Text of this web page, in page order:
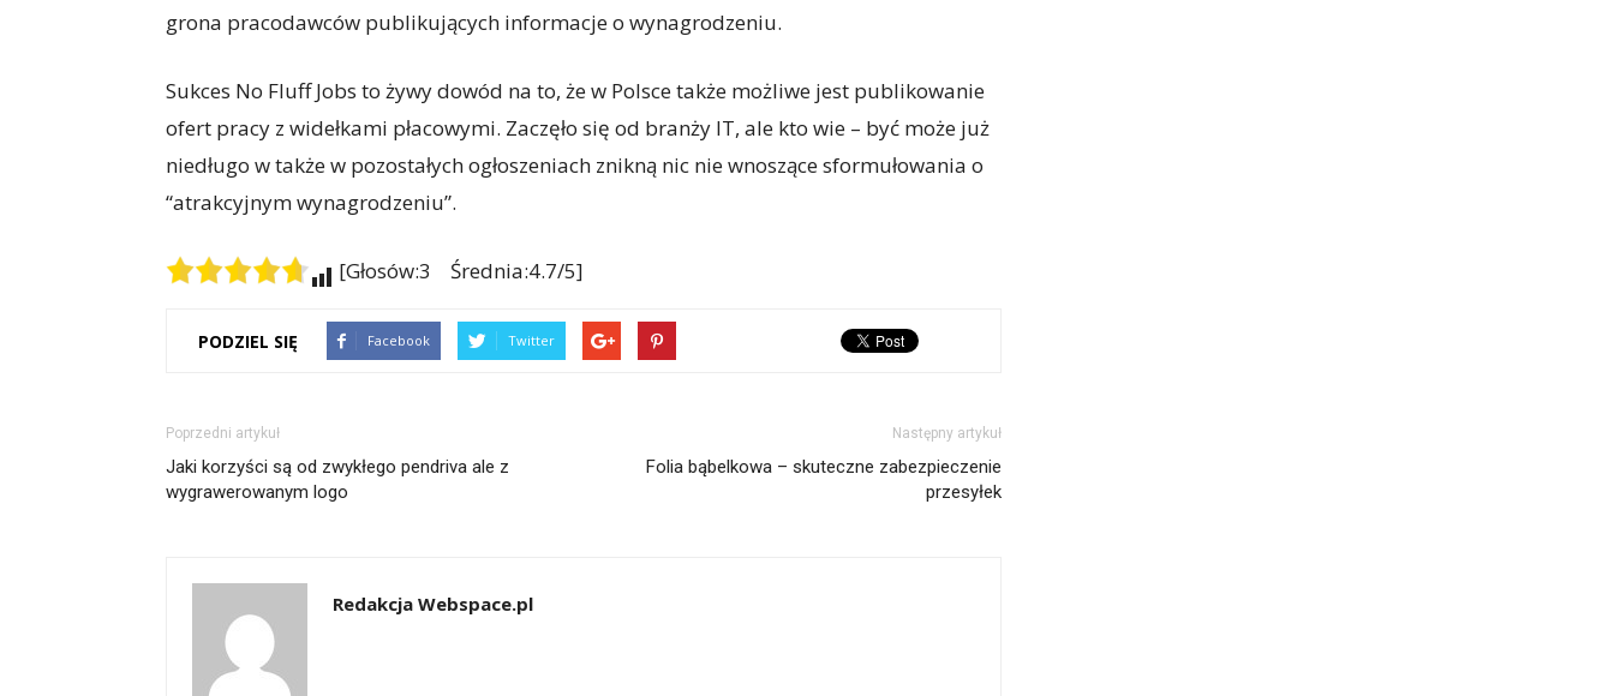
grona pracodawców publikujących informacje o wynagrodzeniu.
Sukces No Fluff Jobs to żywy dowód na to, że w Polsce także możliwe jest publikowanie
ofert pracy z widełkami płacowymi. Zaczęło się od branży IT, ale kto wie – być może już
niedługo w także w pozostałych ogłoszeniach znikną nic nie wnoszące sformułowania o
“atrakcyjnym wynagrodzeniu”.
[Głosów:3 Średnia:4.7/5]
PODZIEL SIĘ Facebook Twitter
Poprzedni artykuł
Jaki korzyści są od zwykłego pendriva ale z
wygrawerowanym logo
Następny artykuł
Folia bąbelkowa – skuteczne zabezpieczenie
przesyłek
Redakcja Webspace.pl